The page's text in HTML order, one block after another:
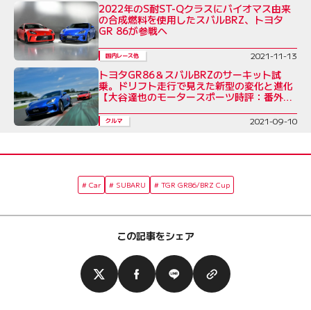
2022年のS耐ST-Qクラスにバイオマス由来
の合成燃料を使用したスバルBRZ、トヨタ
GR 86が参戦へ
国内レース他 2021-11-13
トヨタGR86＆スバルBRZのサーキット試
乗。ドリフト走行で見えた新型の変化と進化
【大谷達也のモータースポーツ時評：番外
クルマ 2021-09-10
Car SUBARU TGR GR86/BRZ Cup
この記事をシェア